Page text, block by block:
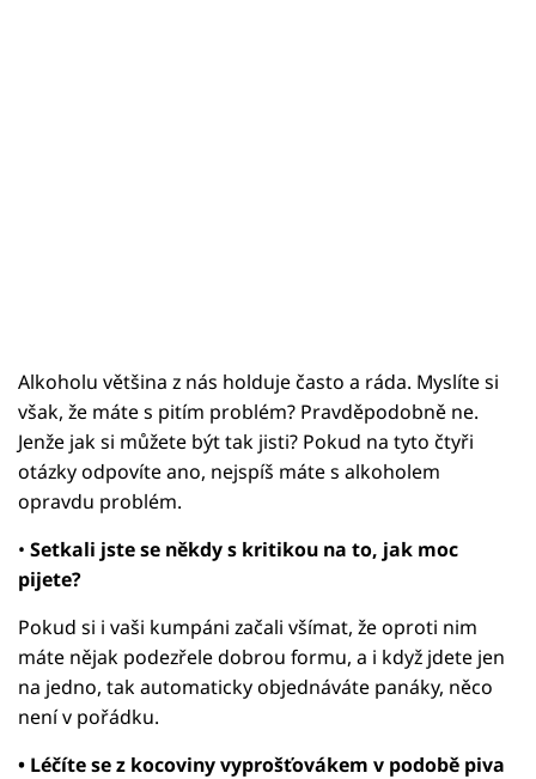
Alkoholu většina z nás holduje často a ráda. Myslíte si
však, že máte s pitím problém? Pravděpodobně ne.
Jenže jak si můžete být tak jisti? Pokud na tyto čtyři
otázky odpovíte ano, nejspíš máte s alkoholem
opravdu problém.
• Setkali jste se někdy s kritikou na to, jak moc
pijete?
Pokud si i vaši kumpáni začali všímat, že oproti nim
máte nějak podezřele dobrou formu, a i když jdete jen
na jedno, tak automaticky objednáváte panáky, něco
není v pořádku.
• Léčíte se z kocoviny vyprošťovákem v podobě piva